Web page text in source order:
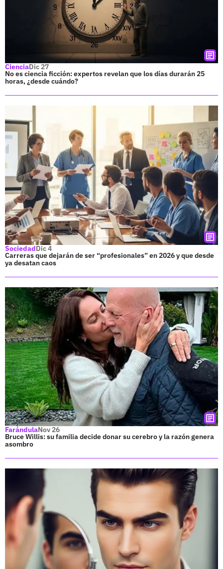
CienciaDic 27
No es ciencia ficción: expertos revelan que los días durarán 25
horas, ¿desde cuándo?
SociedadDic 4
Carreras que dejarán de ser “profesionales” en 2026 y que desde
ya desatan caos
FarándulaNov 26
Bruce Willis: su familia decide donar su cerebro y la razón genera
asombro